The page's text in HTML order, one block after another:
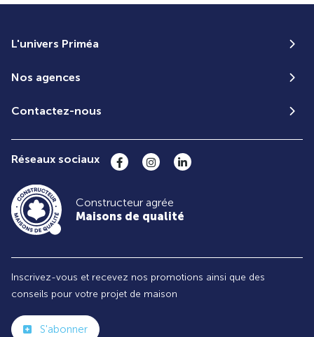
L'univers Priméa
Nos agences
Contactez-nous
Réseaux sociaux
Constructeur agrée
Maisons de qualité
Inscrivez-vous et recevez nos promotions ainsi que des
conseils pour votre projet de maison
S'abonner